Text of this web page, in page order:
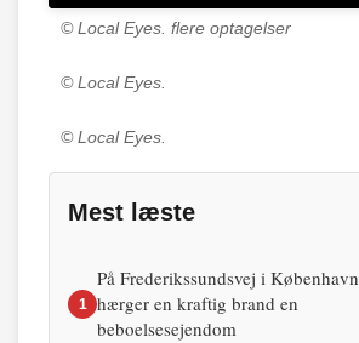
© Local Eyes. flere optagelser
© Local Eyes.
© Local Eyes.
Mest læste
1
På Frederikssundsvej i København
hærger en kraftig brand en
beboelsesejendom